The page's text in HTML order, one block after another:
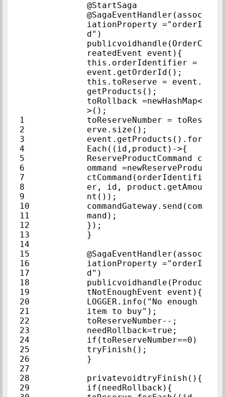
1
2
3
4
5
6
7
8
9
10
11
12
13
15
16
17
18
19
20
21
22
23
24
25
26
28
29
@StartSaga
@SagaEventHandler(assoc
iationProperty ="orderI
d")
publicvoidhandle(OrderC
this.orderIdentifier =
this.toReserve = event.
toRollback =newHashMap<
>();
toReserveNumber = toRes
event.getProducts().for
ReserveProductCommand c
ommand =newReserveProdu
ctCommand(orderIdentifi
er, id, product.getAmou
nt());
commandGateway.send(com
mand);
});
}
@SagaEventHandler(assoc
iationProperty ="orderI
d")
publicvoidhandle(Produc
LOGGER.info("No enough
}